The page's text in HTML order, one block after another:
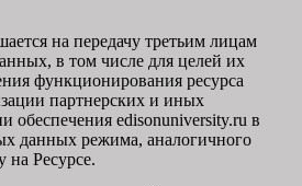
на передачу третьим лицам
в том числе для целей их
функционирования ресурса
партнерских и иных
обеспечения edisonuniversity.ru в
данных режима, аналогичного
Ресурсе.